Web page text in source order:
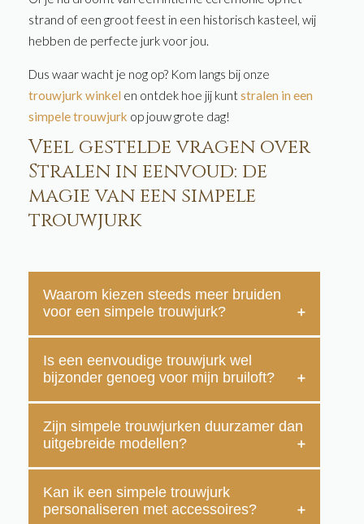
strand of een groot feest in een historisch kasteel, wij
hebben de perfecte jurk voor jou.
Dus waar wacht je nog op? Kom langs bij onze
trouwjurk winkel en ontdek hoe jij kuntstralen in een
simpele trouwjurk op jouw grote dag!
Veel gestelde vragen over
Stralen in eenvoud: de
magie van een simpele
trouwjurk
Waarom kiezen steeds meer bruiden
voor een simpele trouwjurk?
Simpele trouwjurken zijn populair omdat ze jouw
eigen uitstraling centraal zetten, zonder afleiding
van overbodige details. Ze zijn elegant, tijdloos
en passen bij vrijwel elke stijl en locatie. Veel
bruiden merken dat ze zich vrijer, comfortabeler
en zelfverzekerder voelen in een minimalistische
look die echt bij hen past.
Is een eenvoudige trouwjurk wel
bijzonder genoeg voor mijn bruiloft?
Absoluut! Een simpele trouwjurk is juist
indrukwekkend door haar verfijnde eenvoud. De
schoonheid zit in de lijnen, de stof en de subtiele
details die jouw persoonlijkheid laten spreken.
Met de juiste accessoires kun je de jurk
Zijn simpele trouwjurken duurzamer dan
uitgebreide modellen?
Vaak wel. Eenvoudige jurken bevatten
doorgaans minder lagen stof, minder applicaties
Kan ik een simpele trouwjurk
personaliseren met accessoires?